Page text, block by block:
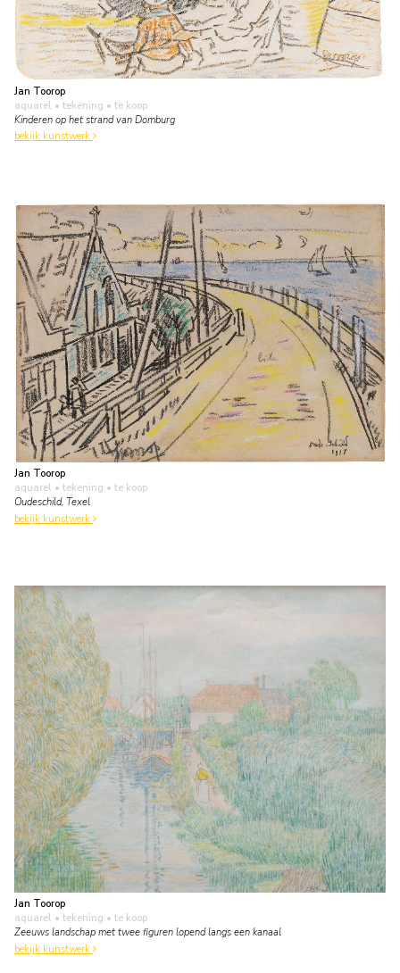
Jan Toorop
aquarel • tekening • te koop
Kinderen op het strand van Domburg
bekijk kunstwerk
Jan Toorop
aquarel • tekening • te koop
Oudeschild, Texel
bekijk kunstwerk
Jan Toorop
aquarel • tekening • te koop
Zeeuws landschap met twee figuren lopend langs een kanaal
bekijk kunstwerk